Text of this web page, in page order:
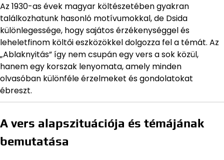
Az 1930-as évek magyar költészetében gyakran
találkozhatunk hasonló motívumokkal, de Dsida
különlegessége, hogy sajátos érzékenységgel és
leheletfinom költői eszközökkel dolgozza fel a témát. Az
„Ablaknyitás” így nem csupán egy vers a sok közül,
hanem egy korszak lenyomata, amely minden
olvasóban különféle érzelmeket és gondolatokat
ébreszt.
A vers alapszituációja és témájának
bemutatása